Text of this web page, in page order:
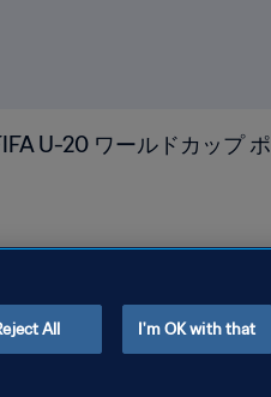
U-20 ワールドカップ ポ
All I'm OK with that